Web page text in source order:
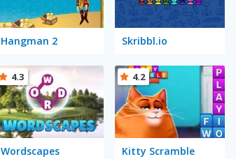
Hangman 2 Skribbl.io
Wordscapes
4.3
Kitty Scramble
4.2